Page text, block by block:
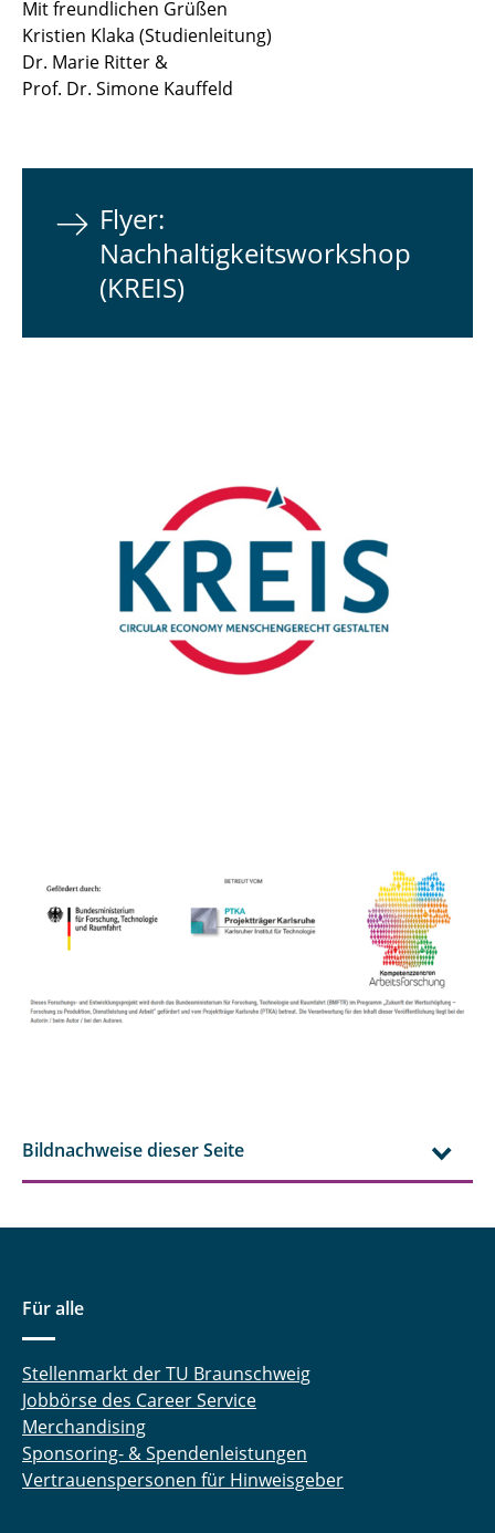
Mit freundlichen Grüßen
Kristien Klaka (Studienleitung)
Dr. Marie Ritter &
Prof. Dr. Simone Kauffeld
Flyer:
Nachhaltigkeitsworkshop
(KREIS)
Bildnachweise dieser Seite
Für alle
Stellenmarkt der TU Braunschweig
Jobbörse des Career Service
Merchandising
Sponsoring- & Spendenleistungen
Vertrauenspersonen für Hinweisgeber